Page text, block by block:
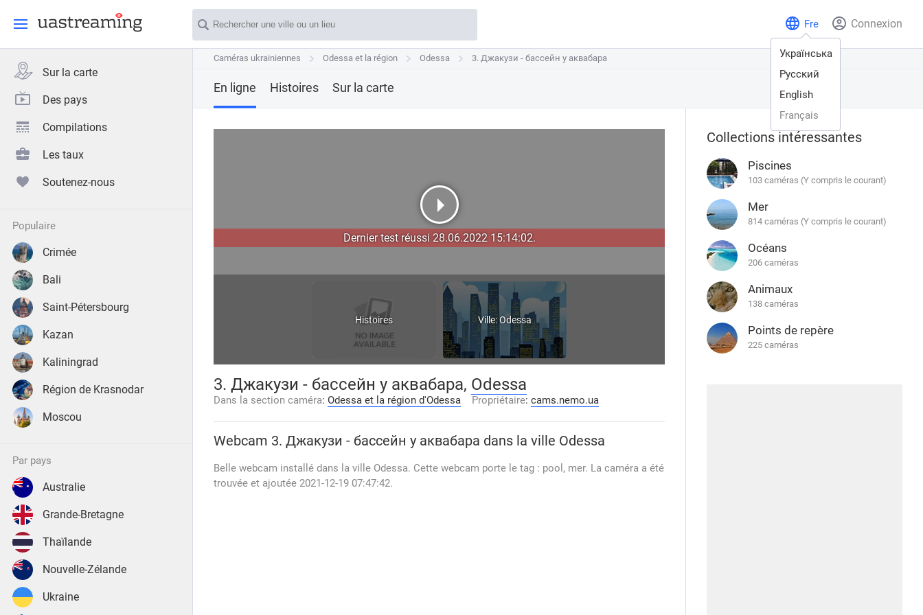
Connexion
Fre
Українська
Русский
English
Français
Sur la carte
Des pays
Compilations
Les taux
Soutenez-nous
populaire
Crimée
Bali
Saint-Pétersbourg
Kazan
Kaliningrad
Région de Krasnodar
Moscou
par pays
Australie
Grande-Bretagne
Thaïlande
Nouvelle-Zélande
Ukraine
Caméras ukrainiennes Odessa et la région Odessa 3. Джакузи - бассейн у аквабара
Caméras ukrainiennes Odessa et la région Odessa 3. Джакузи - бассейн у аквабара
En ligne Histoires Sur la carte
Dernier test réussi 28.06.2022 15:14:02.
Histoires Ville: Odessa
3. Джакузи - бассейн у аквабара, Odessa
Dans la section caméra: Odessa et la région d'Odessa Propriétaire: cams.nemo.ua
Webcam 3. Джакузи - бассейн у аквабара dans la ville Odessa
Belle webcam installé dans la ville Odessa. Cette webcam porte le tag : pool, mer. La caméra a été
trouvée et ajoutée 2021-12-19 07:47:42.
Collections intéressantes
Piscines
103 caméras (Y compris le courant)
Mer
814 caméras (Y compris le courant)
Océans
206 caméras
Animaux
138 caméras
Points de repère
225 caméras